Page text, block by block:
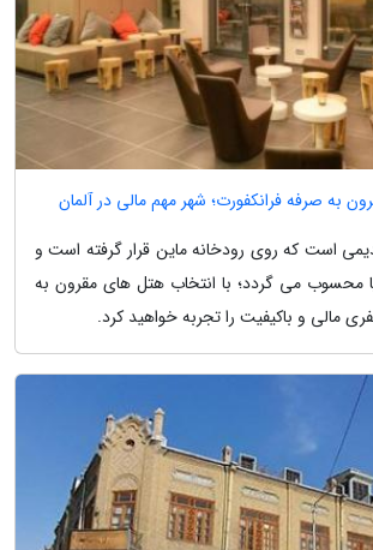
به صرفه فرانکفورت؛ شهر مهم مالی در آلمان
است که روی رودخانه ماین قرار گرفته است و
محسوب می گردد؛ با انتخاب هتل های مقرون به
مالی و باکیفیت را تجربه خواهید کرد.